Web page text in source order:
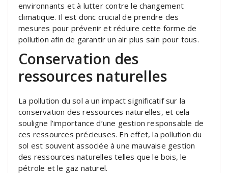
environnants et à lutter contre le changement
climatique. Il est donc crucial de prendre des
mesures pour prévenir et réduire cette forme de
pollution afin de garantir un air plus sain pour tous.
Conservation des
ressources naturelles
La pollution du sol a un impact significatif sur la
conservation des ressources naturelles, et cela
souligne l’importance d’une gestion responsable de
ces ressources précieuses. En effet, la pollution du
sol est souvent associée à une mauvaise gestion
des ressources naturelles telles que le bois, le
pétrole et le gaz naturel.